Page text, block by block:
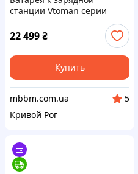
станции Vtoman серии
Jump PB-26(1548 Вт/г) для
Jump 1000/1500X/2200
(Jump 1500 Battery)
22 499₴
Купить
mbbm.com.ua
5
Кривой Рог